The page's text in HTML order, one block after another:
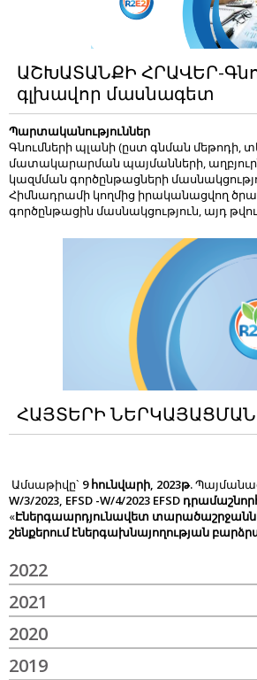
ԱՇԽԱՏԱՆՔԻ ՀՐԱՎԵՐ-
գլխավոր մասնագետ
Պարտականություններ
Գնումների պլանի (ըստ գնման մեթոդի,
մատակարարման պայմանների,
կազմման գործընթացների
Հիմնադրամի կողմից իրականացվող
գործընթացին մասնակցություն, այդ
նախապատրաստում համաձայն
ստանդարտ առաջարկի փաստաթղթեր,
մասնագրեր, առաջարկի գնահատման
ՀԱՅՏԵՐԻ
Ամսաթիվը` 9 հունվարի, 2023թ.
W/3/2023, EFSD -W/4/2023 EFSD
«Էներգաարդյունավետ
շենքերումէներգախնայողության
աջակցման ծրագիր
Կայունացման և զարգացման
(EFSD)ստացել է դրամաշնորհ
տարածաշրջաններ. հասարակական
էներգախնայողության բարձրացման
կիրառում և «Կանաչ էներգետիկայի»
ծախսերը հոգալու համար և
միջոցների մի մասը հանրային
2022
2021
2020
2019